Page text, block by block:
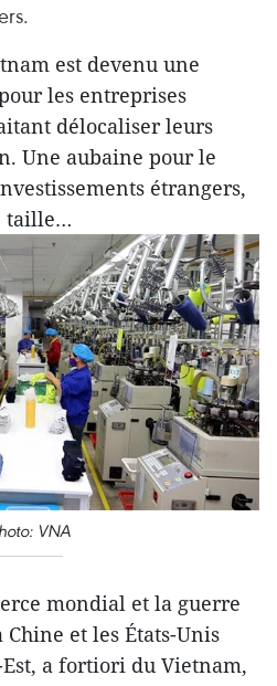
est devenu une
les entreprises
délocaliser leurs
Une aubaine pour le
étrangers,
taille…
VNA
mondial et la guerre
et les États-Unis
a fortiori du Vietnam,